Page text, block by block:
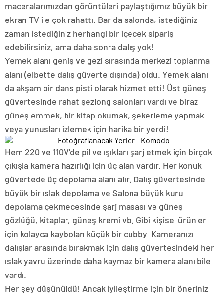
maceralarımızdan görüntüleri paylaştığımız büyük bir
ekran TV ile çok rahattı. Bar da salonda, istediğiniz
zaman istediğiniz herhangi bir içecek sipariş
edebilirsiniz, ama daha sonra dalış yok!
Yemek alanı geniş ve gezi sırasında merkezi toplanma
alanı (elbette dalış güverte dışında) oldu. Yemek alanı
da akşam bir dans pisti olarak hizmet etti! Üst güneş
güvertesinde rahat şezlong salonları vardı ve biraz
güneş emmek, bir kitap okumak, şekerleme yapmak
veya yunusları izlemek için harika bir yerdi!
Hem 220 ve 110V’de pil ve ışıkları şarj etmek için birçok
çıkışla kamera hazırlığı için üç alan vardır. Her konuk
güvertede üç depolama alanı alır. Dalış güvertesinde
büyük bir ıslak depolama ve Salona büyük kuru
depolama çekmecesinde şarj masası ve güneş
gözlüğü, kitaplar, güneş kremi vb. Gibi kişisel ürünler
için kolayca kaybolan küçük bir cubby. Kameranızı
dalışlar arasında bırakmak için dalış güvertesindeki her
ıslak yavru üzerinde daha kaymaz bir kamera alanı bile
vardı.
Her şey düşünüldü! Ancak iyileştirme için bir öneriniz